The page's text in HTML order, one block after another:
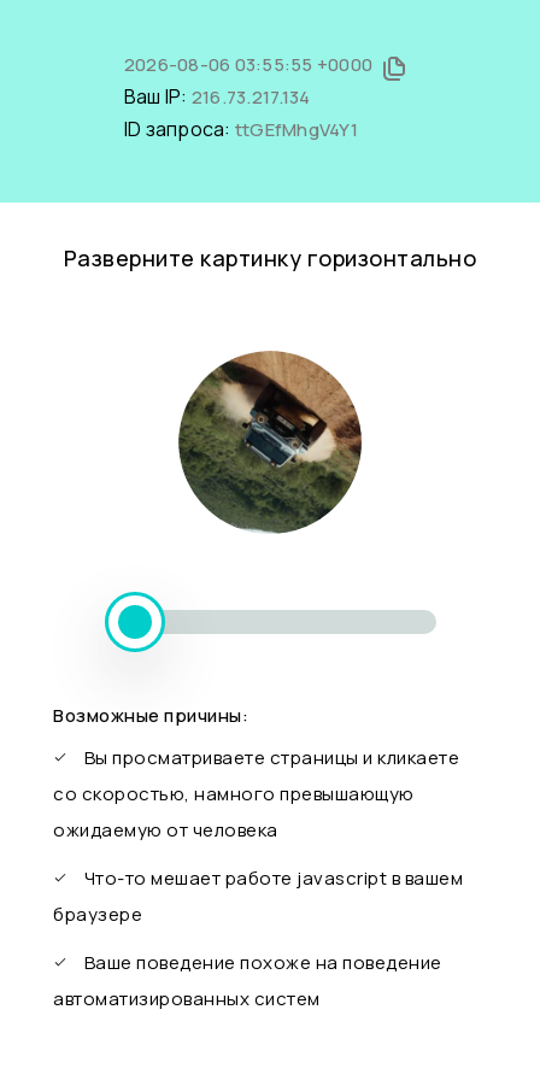
2026-08-06 03:55:55 +0000
Ваш IP: 216.73.217.134
ID запроса: ttGEfMhgV4Y1
Разверните картинку горизонтально
Возможные причины:
Вы просматриваете страницы и кликаете
со скоростью, намного превышающую
ожидаемую от человека
Что-то мешает работе javascript в вашем
браузере
Ваше поведение похоже на поведение
автоматизированных систем